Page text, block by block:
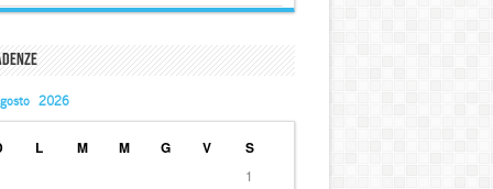
2026
L M M G V S
1